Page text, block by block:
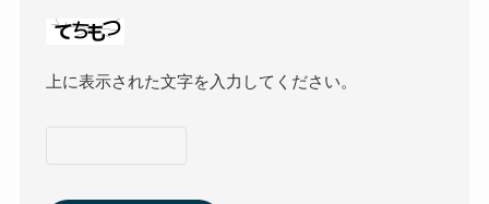
上に表示された文字を入力してください。